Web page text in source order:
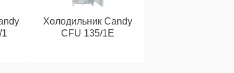
Холодильник Candy
CFU 135/1E